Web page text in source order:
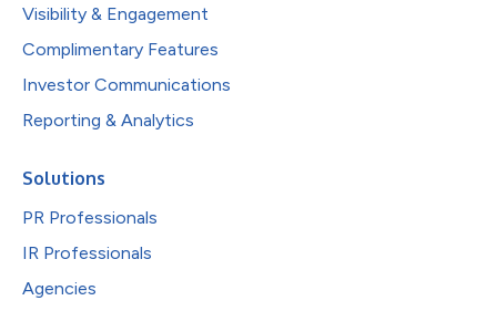
Visibility & Engagement
Complimentary Features
Investor Communications
Reporting & Analytics
Solutions
PR Professionals
IR Professionals
Agencies